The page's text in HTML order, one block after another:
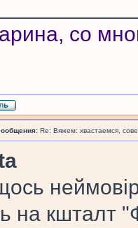
со
Re: Вяжем: хвастаемся,
на кшталт